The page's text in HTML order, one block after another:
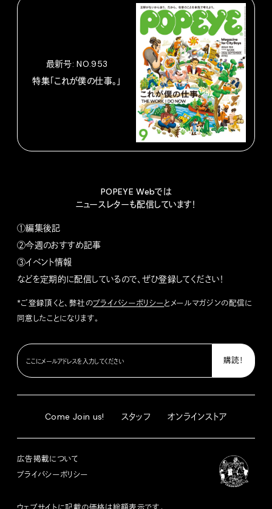
最新号: NO.953
特集「これが僕の仕事。」
POPEYE Webでは
ニュースレターも配信しています！
①編集後記
②今週のおすすめ記事
③イベント情報
などを定期的に配信しているので、ぜひ登録してください！
*ご登録頂くと、弊社のプライバシーポリシーとメールマガジンの配信に
同意したことになります。
Come Join us! スタッフ オンラインストア
広告掲載について
プライバシーポリシー